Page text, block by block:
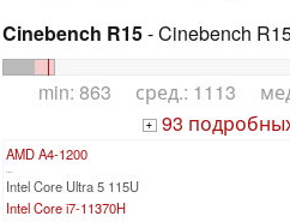
Cinebench R15- Cinebench
min: 863 сред.: 1113
+ 93
AMD A4-1200
...
Intel Core Ultra 5 115U
Intel Core i7-11370H